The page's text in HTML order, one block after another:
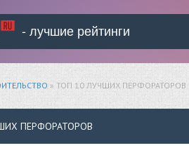
- лучшие рейтинги
» ТОП 10 ЛУЧШИХ ПЕРФОРАТОРОВ
ПЕРФОРАТОРОВ